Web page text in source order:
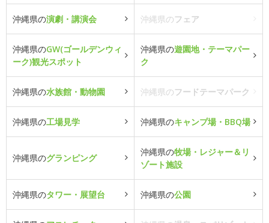
沖縄県の演劇・講演会 沖縄県のフェア
沖縄県のGW(ゴールデンウィ
ーク)観光スポット
沖縄県の遊園地・テーマパー
ク
沖縄県の水族館・動物園 沖縄県のフードテーマパーク
沖縄県の工場見学 沖縄県のキャンプ場・BBQ場
沖縄県のグランピング
沖縄県の牧場・レジャー＆リ
ゾート施設
沖縄県のタワー・展望台 沖縄県の公園